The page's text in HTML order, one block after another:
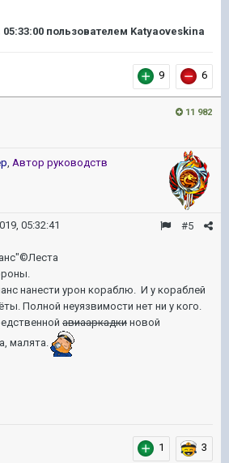
05:33:00 пользователем Katyaoveskina
9 6
11 982
, Автор руководств
#5
05:32:41
нанести урон кораблю. И у кораблей
Полной неуязвимости нет ни у кого.
авиааркадки новой
малята.
1 3